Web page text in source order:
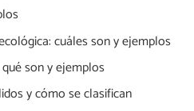
cuáles son y ejemplos
son y ejemplos
y cómo se clasifican